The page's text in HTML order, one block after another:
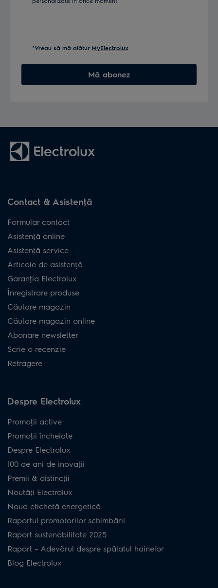
*Vreau să mă alătur MyElectrolux
Mă abonez
Contact & Asistenţă
Formular contact
Asistenţă online
Asistenţă service
Articole de asistență
Garanţia Electrolux
Înregistrare produse
Căutare magazin
Căutare magazin online
Abonare newsletter
Scrie o recenzie
Retragere
Despre Electrolux
Promoţii active
Promoţii încheiate
Despre Electrolux
100 de ani de inovaţii
Premii & distincţii
Noutăţi Electrolux
Noua etichetă energetică
Raportul promotorilor schimbării
Raport sustenabilitate 2025
Raport – Adevărul despre spălatul hainelor
Blog Electrolux